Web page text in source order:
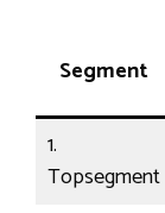
Segment
1.
Topsegment